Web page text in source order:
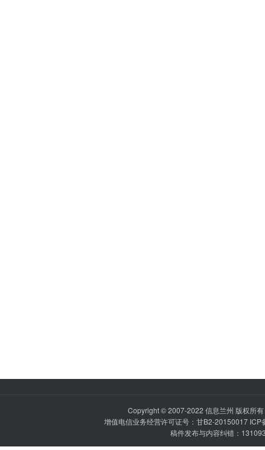
Copyright © 2007-2022 信息兰州 版权所
增值电信业务经营许可证号：甘B2-20150017 ICP
稿件发布与内容纠错：